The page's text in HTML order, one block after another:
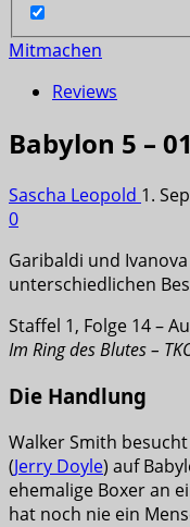
Mitmachen
Reviews
Babylon 5 –
Sascha Leopold 1.
0
Garibaldi und
unterschiedlichen
Staffel 1, Folge 14 –
Im Ring des Blutes –
Die Handlung
Walker Smith
(Jerry Doyle) auf
ehemalige Boxer an
hat noch nie ein